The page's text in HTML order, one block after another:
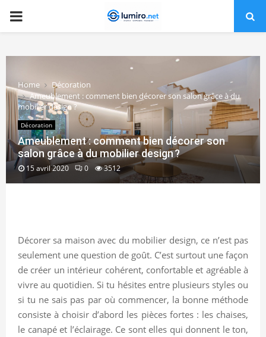
PRIMARY
Home
Décoration
Ameublement : comment bien décorer son salon grâce à du
mobilier design ?
Décoration
Ameublement : comment bien décorer son
salon grâce à du mobilier design ?
15 avril 2020 0 3512
Décorer sa maison avec du mobilier design, ce n’est pas
seulement une question de goût. C’est surtout une façon
de créer un intérieur cohérent, confortable et agréable à
vivre au quotidien. Si tu hésites entre plusieurs styles ou
si tu ne sais pas par où commencer, la bonne méthode
consiste à choisir d’abord les pièces fortes : les chaises,
le canapé et l’éclairage. Ce sont elles qui donnent le ton,